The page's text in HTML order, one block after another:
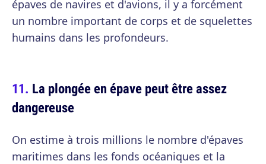
épaves de navires et d'avions, il y a forcément
un nombre important de corps et de squelettes
humains dans les profondeurs.
La plongée en épave peut être assez
dangereuse
On estime à trois millions le nombre d'épaves
maritimes dans les fonds océaniques et la